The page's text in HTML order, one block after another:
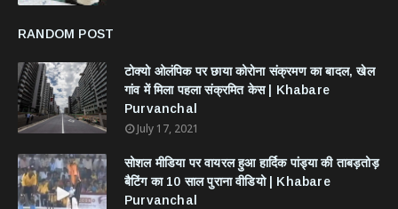
RANDOM POST
टोक्यो ओलंपिक पर छाया कोरोना संक्रमण का बादल, खेल
गांव में मिला पहला संक्रमित केस | Khabare
Purvanchal
July 17, 2021
सोशल मीडिया पर वायरल हुआ हार्दिक पांड्या की ताबड़तोड़
बैटिंग का 10 साल पुराना वीडियो | Khabare
Purvanchal